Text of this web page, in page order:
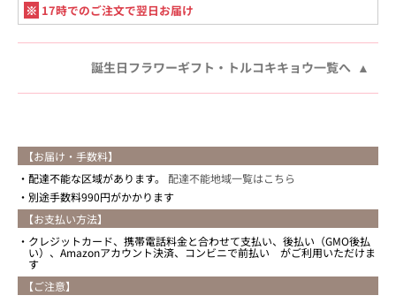
※ 17時でのご注文で翌日お届け
誕生日フラワーギフト・トルコキキョウ一覧へ
【お届け・手数料】
配達不能な区域があります。 配達不能地域一覧はこちら
別途手数料990円がかかります
【お支払い方法】
クレジットカード、携帯電話料金と合わせて支払い、後払い（GMO後払
い）、Amazonアカウント決済、コンビニで前払い がご利用いただけま
す
【ご注意】